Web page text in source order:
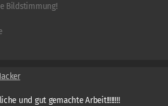
Bildstimmung!
und gut gemachte Arbeit!!!!!!!!